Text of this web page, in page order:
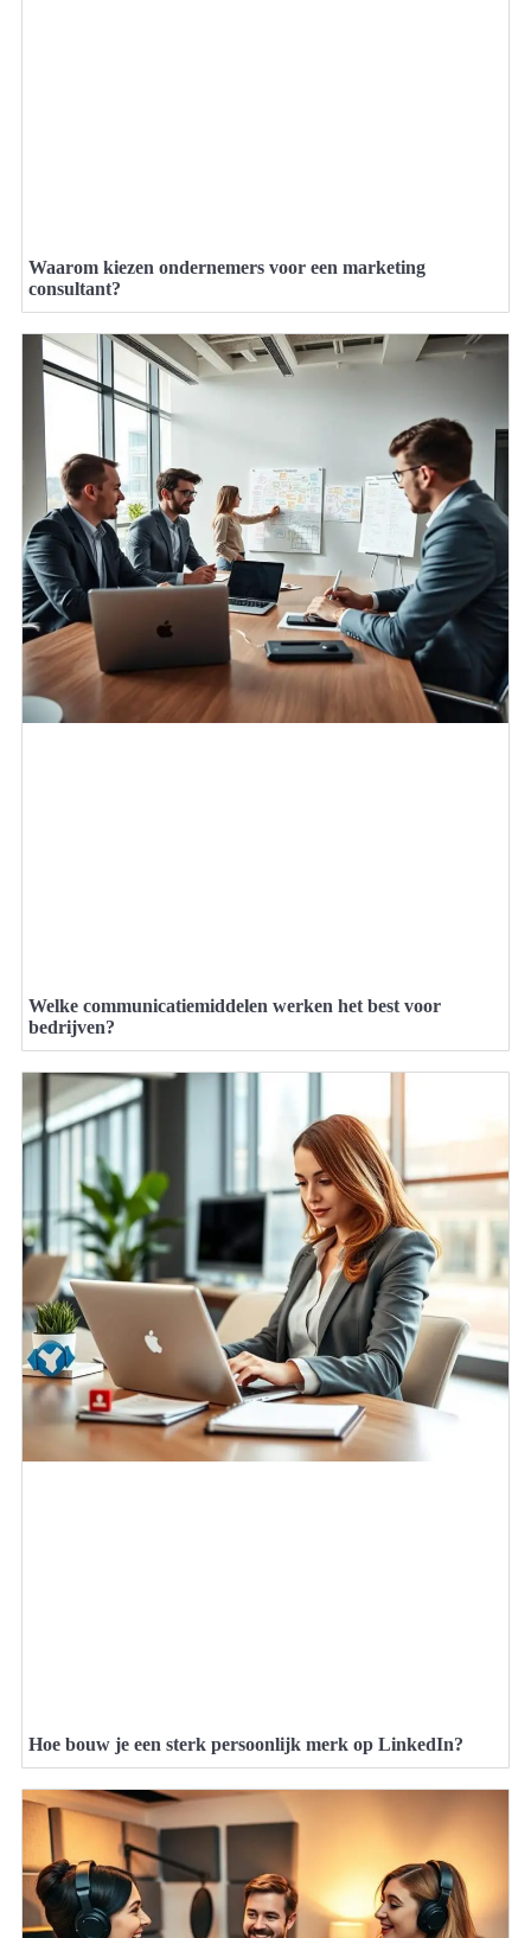
Waarom kiezen ondernemers voor een marketing
consultant?
Welke communicatiemiddelen werken het best voor
bedrijven?
Hoe bouw je een sterk persoonlijk merk op LinkedIn?